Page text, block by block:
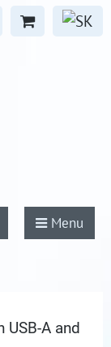
Menu
A and